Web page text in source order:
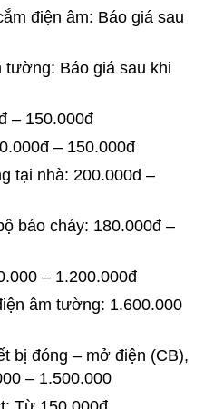
điện âm: Báo giá sau
Báo giá sau khi
– 150.000đ
– 150.000đ
tại nhà: 200.000đ –
báo cháy: 180.000đ –
– 1.200.000đ
âm tường: 1.600.000
bị đóng – mở điện (CB),
– 1.500.000